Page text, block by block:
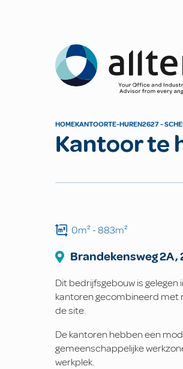
Allten
HOMEKANTOORTE-HUREN2627 -
Kantoor te
0m²- 883m²
Brandekensweg 2A,
Dit bedrijfsgebouw is gelegen
kantoren gecombineerd met
de site.
De kantoren hebben een
gemeenschappelijke
werkplek.